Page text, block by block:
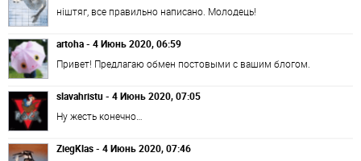
ніштяг, все правильно написано. Молодець!
artoha - 4 Июнь 2020, 06:59
Привет! Предлагаю обмен постовыми с вашим блогом.
slavahristu - 4 Июнь 2020, 07:05
Ну жесть конечно…
ZiegKlas - 4 Июнь 2020, 07:46